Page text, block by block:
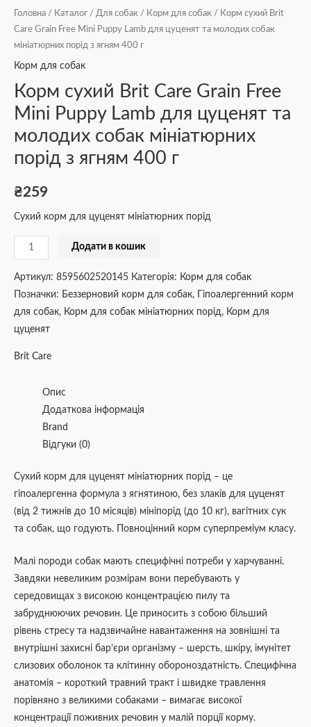
Головна / Каталог / Для собак / Корм для собак / Корм сухий Brit
Care Grain Free Mini Puppy Lamb для цуценят та молодих собак
мініатюрних порід з ягням 400 г
Корм для собак
Корм сухий Brit Care Grain Free
Mini Puppy Lamb для цуценят та
молодих собак мініатюрних
порід з ягням 400 г
₴259
Сухий корм для цуценят мініатюрних порід
400
Додати в кошик
Артикул: 8595602520145 Категорія: Корм для собак
Позначки: Беззерновий корм для собак,
Гіпоалергенний корм
для собак, Корм для собак мініатюрних порід, Корм для
цуценят
Brit Care
Опис
Додаткова інформація
Brand
Відгуки (0)
Сухий корм для цуценят мініатюрних порід – це
гіпоалергенна формула з ягнятиною, без злаків для цуценят
(від 2 тижнів до 10 місяців) мініпорід (до 10 кг), вагітних сук
та собак, що годують. Повноцінний корм суперпреміум класу.
Малі породи собак мають специфічні потреби у харчуванні.
Завдяки невеликим розмірам вони перебувають у
середовищах з високою концентрацією пилу та
забруднюючих речовин. Це приносить з собою більший
рівень стресу та надзвичайне навантаження на зовнішні та
внутрішні захисні бар’єри організму – шерсть, шкіру, імунітет
слизових оболонок та клітинну обороноздатність. Специфічна
анатомія – короткий травний тракт і швидке травлення
порівняно з великими собаками – вимагає високої
концентрації поживних речовин у малій порції корму.